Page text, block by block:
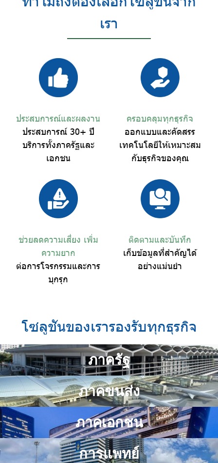
เรา
ประสบการณ์และผลงาน
ประสบการณ์ 30+ ปี
บริการทั้งภาครัฐและ
เอกชน
ครอบคลุมทุกธุรกิจ
ออกแบบและคัดสรร
เทคโนโลยีให้เหมาะสม
กับธุรกิจของคุณ
ช่วยลดความเสี่ยง เพิ่ม
ความยาก
ต่อการโจรกรรมและการ
บุกรุก
ติดตามและบันทึก
เก็บข้อมูลที่สำคัญได้
อย่างแม่นยำ
โซลูชันของเรารองรับทุกธุรกิจ
ภาครัฐ
ภาคขนส่ง
ภาคเอกชน
การแพทย์